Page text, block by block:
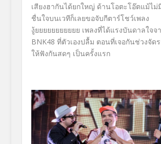
เสียงฮากันได้ยกใหญ่ ด้านโอตะโอ๊ตแม้ไม่
ชื่นใจบนเวทีก็เลยขอจับกีตาร์โชว์เพลง
งู้ยยยยยยยยยยย เพลงที่ได้แรงบันดาลใจจ
BNK48 ที่ตัวเองปลื้ม ตอนที่เจอกันช่วงจัด
ให้ฟังกันสดๆ เป็นครั้งแรก